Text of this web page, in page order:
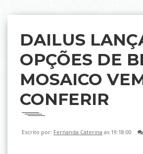
DAILUS
OPÇÕES DE
MOSAICO
CONFERIR
Escrito por: Fernanda Caterina as 19:18:00